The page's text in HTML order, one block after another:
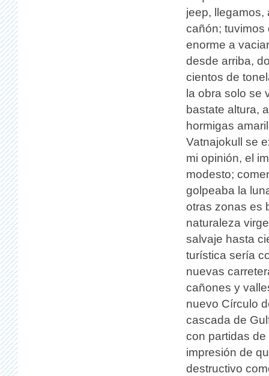
jeep, llegamos,
cañón; tuvimos
enorme a
desde arriba,
cientos de
la obra solo se
bastate altura,
hormigas
Vatnajokull se
mi opinión, el
modesto;
golpeaba la
otras zonas es
naturaleza
salvaje hasta
turística sería
nuevas
cañones y
nuevo Círculo
cascada de
con partidas
impresión de
destructivo